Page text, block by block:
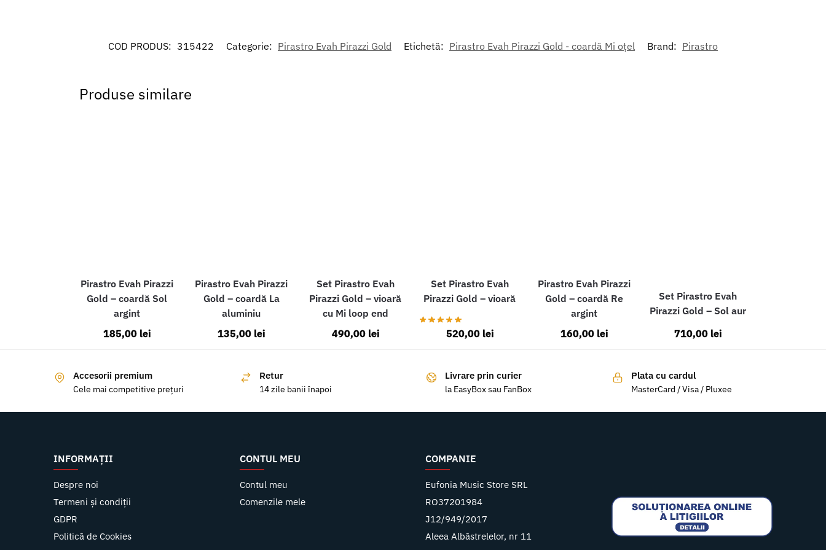
COD PRODUS: 315422 Categorie: Pirastro Evah Pirazzi Gold Etichetă: Pirastro Evah Pirazzi Gold - coardă Mi oțel Brand: Pirastro
Produse similare
Pirastro Evah Pirazzi
Gold – coardă Sol
argint
185,00 lei
Pirastro Evah Pirazzi
Gold – coardă La
aluminiu
135,00 lei
Set Pirastro Evah
Pirazzi Gold – vioară
cu Mi loop end
490,00 lei
Set Pirastro Evah
Pirazzi Gold – vioară
520,00 lei
Pirastro Evah Pirazzi
Gold – coardă Re
argint
160,00 lei
Set Pirastro Evah
Pirazzi Gold – Sol aur
710,00 lei
Accesorii premium
Cele mai competitive prețuri
Retur
14 zile banii înapoi
Livrare prin curier
la EasyBox sau FanBox
Plata cu cardul
MasterCard / Visa / Pluxee
INFORMAȚII
Despre noi
Termeni și condiții
GDPR
Politică de Cookies
CONTUL MEU
Contul meu
Comenzile mele
COMPANIE
Eufonia Music Store SRL
RO37201984
J12/949/2017
Aleea Albăstrelelor, nr 11